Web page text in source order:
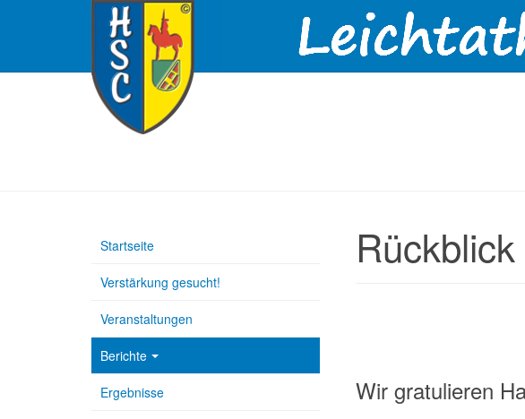
Wir gratulieren
Startseite
Verstärkung gesucht!
Veranstaltungen
Berichte
Ergebnisse